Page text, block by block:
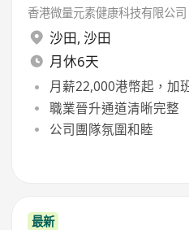
香港微量元素健康科技有限公司
沙田, 沙田
月休6天
月薪22,000港幣起，加
職業晉升通道清晰完整
公司團隊氛圍和睦
最新